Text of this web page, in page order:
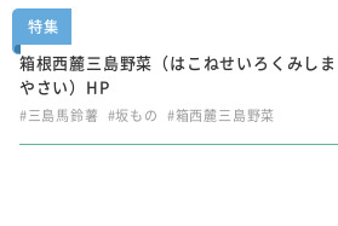
特集
箱根西麓三島野菜（はこねせいろくみしま
やさい）HP
#三島馬鈴薯 #坂もの #箱西麓三島野菜